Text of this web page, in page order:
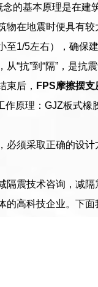
念的基本原理是在
物在地震时便具有
至1/5左右），确保
“抗”到“隔”，是抗
束后， FPS摩擦摆支
作原理：GJZ板式
必须采取正确的设
隔震技术咨询，减
的高科技企业。下面